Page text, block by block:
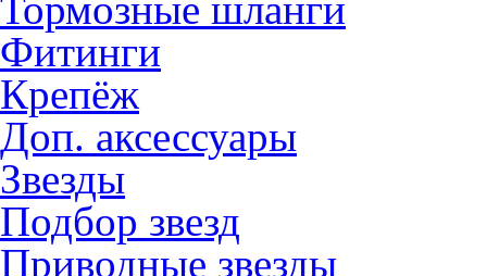
Фитинги
Крепёж
Доп. аксессуары
Звезды
Подбор звезд
Приводные звезды